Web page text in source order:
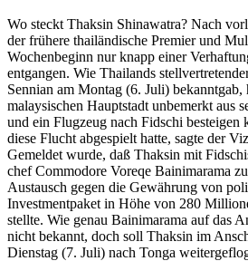
Wo steckt Thaksin Shinawatra? Nach
der frühere thailändische Premier und
Wochenbeginn nur knapp einer
entgangen. Wie Thailands
Sennian am Montag (6. Juli)
malaysischen Hauptstadt unbemerkt aus
und ein Flugzeug nach Fidschi besteigen
diese Flucht abgespielt hatte, sagte der
Gemeldet wurde, daß Thaksin mit
chef Commodore Voreqe Bainimarama
Austausch gegen die Gewährung von
Investmentpaket in Höhe von 280
stellte. Wie genau Bainimarama auf das
nicht bekannt, doch soll Thaksin im
Dienstag (7. Juli) nach Tonga